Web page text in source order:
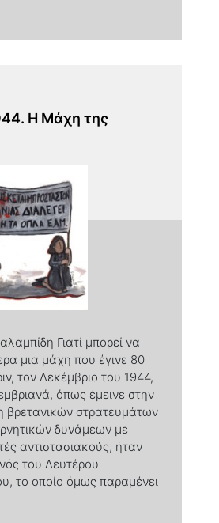
Η Μάχη της
Γιατί μπορεί να
μια μάχη που έγινε 80
τον Δεκέμβριο του 1944,
όπως έμεινε στην
βρετανικών στρατευμάτων
δυνάμεων με
αντιστασιακούς, ήταν
του Δευτέρου
το οποίο όμως παραμένει